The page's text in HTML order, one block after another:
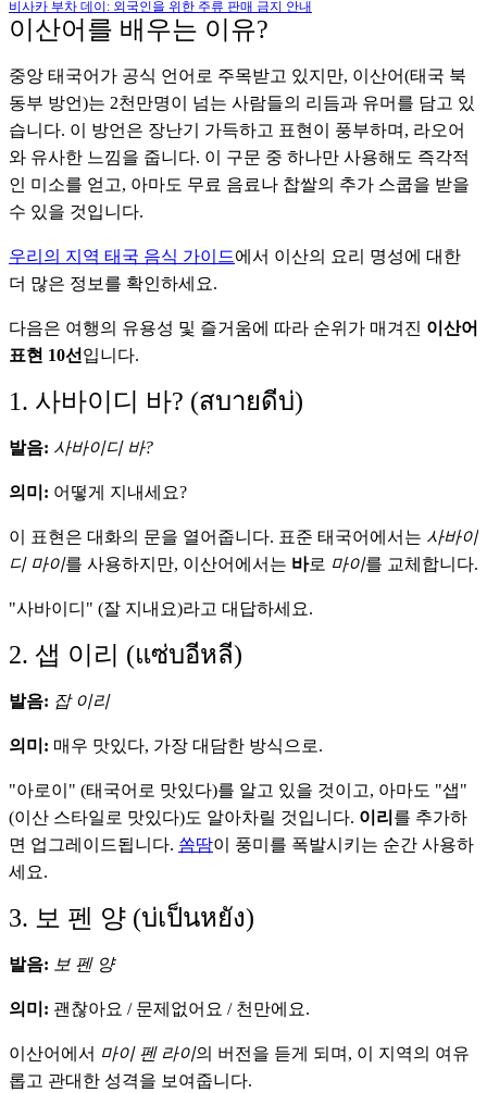
비사카 부차 데이: 외국인을 위한 주류 판매 금지 안내
이산어를 배우는 이유?
중앙 태국어가 공식 언어로 주목받고 있지만, 이산어(태국 북
동부 방언)는 2천만명이 넘는 사람들의 리듬과 유머를 담고 있
습니다. 이 방언은 장난기 가득하고 표현이 풍부하며, 라오어
와 유사한 느낌을 줍니다. 이 구문 중 하나만 사용해도 즉각적
인 미소를 얻고, 아마도 무료 음료나 찹쌀의 추가 스쿱을 받을
수 있을 것입니다.
우리의 지역 태국 음식 가이드에서 이산의 요리 명성에 대한
더 많은 정보를 확인하세요.
다음은 여행의 유용성 및 즐거움에 따라 순위가 매겨진 이산어
표현 10선 입니다.
1. 사바이디 바? (สบายดีบ่)
발음: 사바이디 바?
의미: 어떻게 지내세요?
이 표현은 대화의 문을 열어줍니다. 표준 태국어에서는 사바이
디 마이를 사용하지만, 이산어에서는 바로 마이를 교체합니다.
"사바이디" (잘 지내요)라고 대답하세요.
2. 샙 이리 (แซ่บอีหลี)
발음: 잡 이리
의미: 매우 맛있다, 가장 대담한 방식으로.
"아로이" (태국어로 맛있다)를 알고 있을 것이고, 아마도 "샙"
(이산 스타일로 맛있다)도 알아차릴 것입니다. 이리 를 추가하
면 업그레이드됩니다. 쏨땀이 풍미를 폭발시키는 순간 사용하
세요.
3. 보 펜 양 (บ่เป็นหยัง)
발음: 보 펜 양
의미: 괜찮아요 / 문제없어요 / 천만에요.
이산어에서 마이 펜 라이의 버전을 듣게 되며, 이 지역의 여유
롭고 관대한 성격을 보여줍니다.